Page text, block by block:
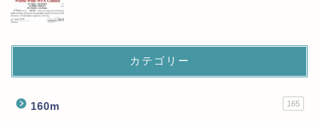
カテゴリー
160m 165